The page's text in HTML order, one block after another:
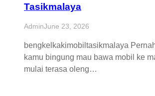
Tasikmalaya
AdminJune 23, 2026
bengkelkakimobiltasikmalaya
kamu bingung mau bawa mobil ke
mulai terasa oleng…